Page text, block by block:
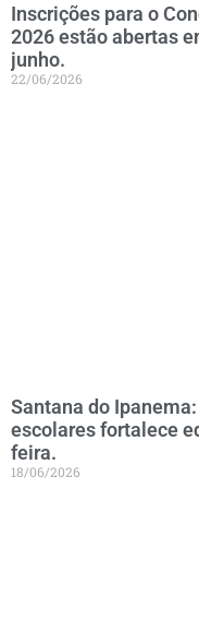
Inscrições para o
2026 estão abertas
junho.
22/06/2026
Santana do
escolares fortalece
feira.
18/06/2026